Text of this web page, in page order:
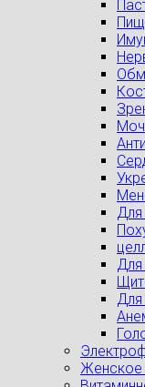
Для
Для
Женское